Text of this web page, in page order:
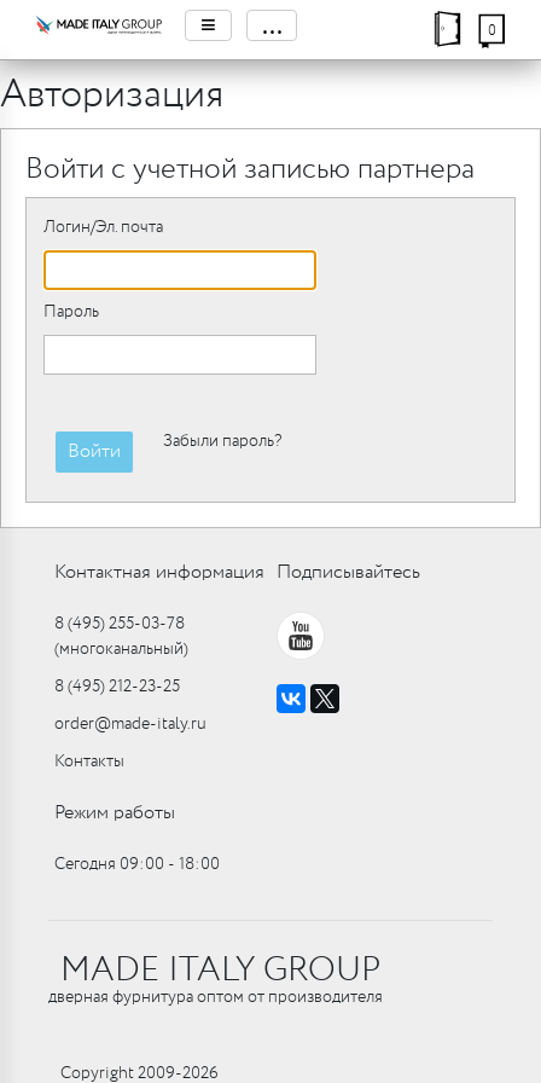
≡ ... 0
Авторизация
Войти с учетной записью партнера
Логин/Эл. почта
Пароль
Войти Забыли пароль?
Контактная информация
8 (495) 255-03-78
(многоканальный)
8 (495) 212-23-25
order@made-italy.ru
Контакты
Подписывайтесь
Режим работы
Сегодня 09:00 ‑ 18:00
MADE ITALY GROUP
дверная фурнитура оптом от производителя
Copyright 2009-2026